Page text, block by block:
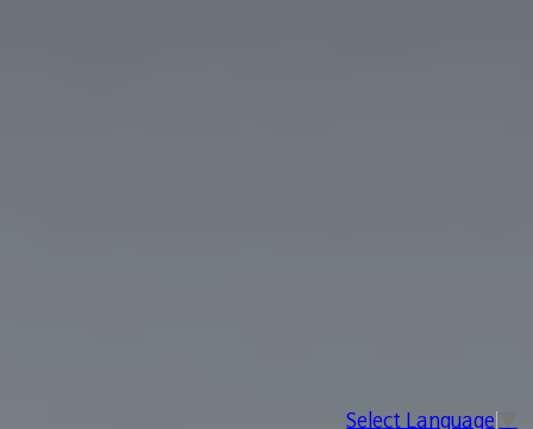
Select Language